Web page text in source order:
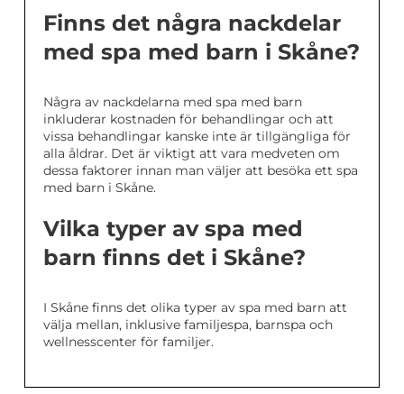
Finns det några nackdelar
med spa med barn i Skåne?
Några av nackdelarna med spa med barn
inkluderar kostnaden för behandlingar och att
vissa behandlingar kanske inte är tillgängliga för
alla åldrar. Det är viktigt att vara medveten om
dessa faktorer innan man väljer att besöka ett spa
med barn i Skåne.
Vilka typer av spa med
barn finns det i Skåne?
I Skåne finns det olika typer av spa med barn att
välja mellan, inklusive familjespa, barnspa och
wellnesscenter för familjer.